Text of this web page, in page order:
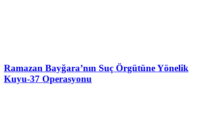
Ramazan Bayğara’nın Suç Örgütüne Yönelik
Kuyu-37 Operasyonu